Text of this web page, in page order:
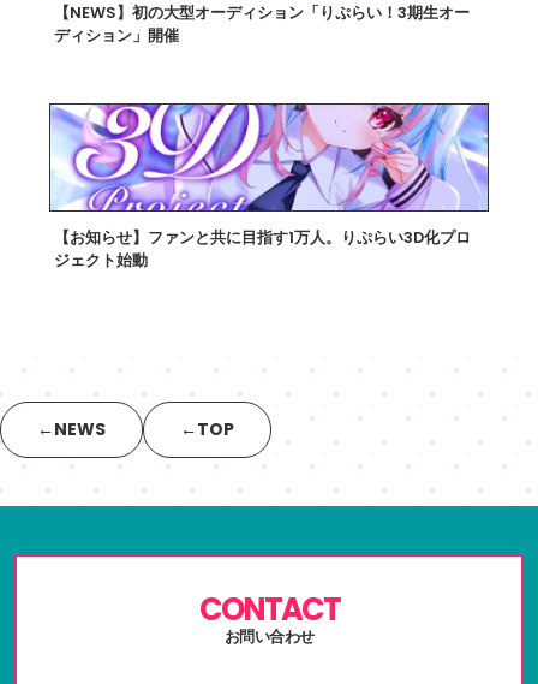
【NEWS】初の大型オーディション「りぷらい！3期生オー
ディション」開催
【お知らせ】ファンと共に目指す1万人。りぷらい3D化プロ
ジェクト始動
←NEWS ←TOP
CONTACT
お問い合わせ